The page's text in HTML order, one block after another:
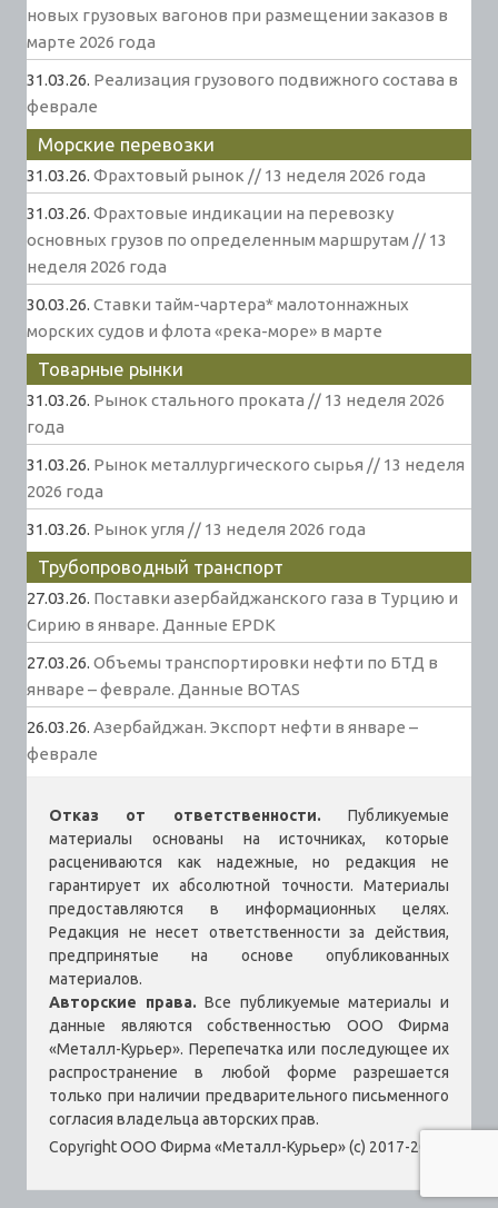
новых грузовых вагонов при размещении заказов в
марте 2026 года
31.03.26. Реализация грузового подвижного состава в
феврале
Морские перевозки
31.03.26. Фрахтовый рынок // 13 неделя 2026 года
31.03.26. Фрахтовые индикации на перевозку
основных грузов по определенным маршрутам // 13
неделя 2026 года
30.03.26. Ставки тайм-чартера* малотоннажных
морских судов и флота «река-море» в марте
Товарные рынки
31.03.26. Рынок стального проката // 13 неделя 2026
года
31.03.26. Рынок металлургического сырья // 13 неделя
2026 года
31.03.26. Рынок угля // 13 неделя 2026 года
Трубопроводный транспорт
27.03.26. Поставки азербайджанского газа в Турцию и
Сирию в январе. Данные EPDK
27.03.26. Объемы транспортировки нефти по БТД в
январе – феврале. Данные BOTAS
26.03.26. Азербайджан. Экспорт нефти в январе –
феврале
Отказ от ответственности. Публикуемые
материалы основаны на источниках, которые
расцениваются как надежные, но редакция не
гарантирует их абсолютной точности. Материалы
предоставляются в информационных целях.
Редакция не несет ответственности за действия,
предпринятые на основе опубликованных
материалов.
Авторские права. Все публикуемые материалы и
данные являются собственностью ООО Фирма
«Металл-Курьер». Перепечатка или последующее их
распространение в любой форме разрешается
только при наличии предварительного письменного
согласия владельца авторских прав.
Copyright ООО Фирма «Металл-Курьер» (c) 2017-2026